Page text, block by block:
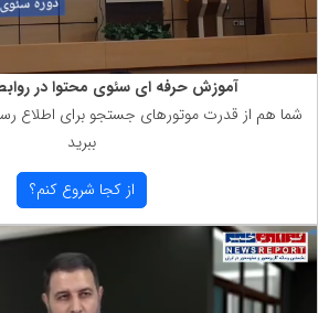
آموزش حرفه ای سئوی محتوا در
شما هم از قدرت موتورهای جستجو برای اطلاع
ببرید
از كجا شروع كنم؟